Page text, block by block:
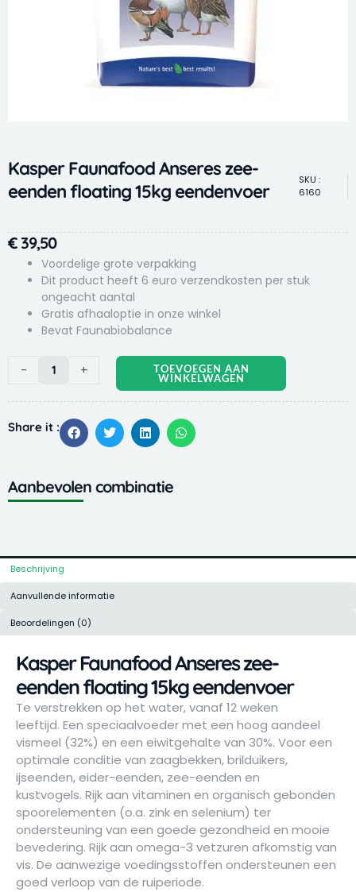
Kasper Faunafood Anseres zee-
eenden floating 15kg eendenvoer
SKU :
6160
€39,50
Voordelige grote verpakking
Dit product heeft 6 euro verzendkosten per stuk
ongeacht aantal
Gratis afhaaloptie in onze winkel
Bevat Faunabiobalance
-
Anseres
eenden
eendenvoer
aantal
+ TOEVOEGEN AAN
WINKELWAGEN
Share it :
Aanbevolen combinatie
Beschrijving
Aanvullende informatie
Beoordelingen (0)
Kasper Faunafood Anseres zee-
eenden floating 15kg eendenvoer
Te verstrekken op het water, vanaf 12 weken
leeftijd. Een speciaalvoeder met een hoog aandeel
vismeel (32%) en een eiwitgehalte van 30%. Voor een
optimale conditie van zaagbekken, brilduikers,
ijseenden, eider-eenden, zee-eenden en
kustvogels. Rijk aan vitaminen en organisch gebonden
spoorelementen (o.a. zink en selenium) ter
ondersteuning van een goede gezondheid en mooie
bevedering. Rijk aan omega-3 vetzuren afkomstig van
vis. De aanwezige voedingsstoffen ondersteunen een
goed verloop van de ruiperiode.